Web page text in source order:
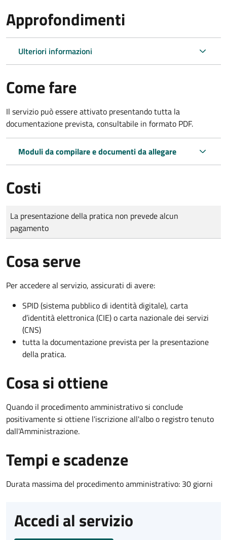
Approfondimenti
Ulteriori informazioni
Come fare
Il servizio può essere attivato presentando tutta la
documentazione prevista, consultabile in formato PDF.
Moduli da compilare e documenti da allegare
Costi
Tipo di pagamento
Importo
La presentazione della pratica non prevede alcun
pagamento
Cosa serve
Per accedere al servizio, assicurati di avere:
SPID (sistema pubblico di identità digitale), carta
d’identità elettronica (CIE) o carta nazionale dei servizi
(CNS)
tutta la documentazione prevista per la presentazione
della pratica.
Cosa si ottiene
Quando il procedimento amministrativo si conclude
positivamente si ottiene l'iscrizione all'albo o registro tenuto
dall'Amministrazione.
Tempi e scadenze
Durata massima del procedimento amministrativo: 30 giorni
Accedi al servizio